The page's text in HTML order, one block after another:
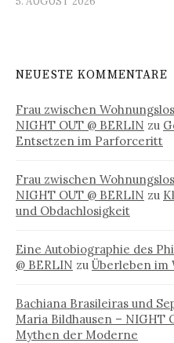
NEUESTE KOMMENTARE
Frau zwischen
NIGHT OUT @ BERLIN zu
Entsetzen im Parforceritt
Frau zwischen
NIGHT OUT @ BERLIN zu
und Obdachlosigkeit
Eine Autobiographie des
@ BERLIN zu Überleben im
Bachiana Brasileiras und
Maria Bildhausen – NIGHT
Mythen der Moderne